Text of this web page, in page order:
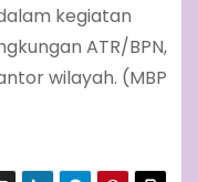
kegiatan
ATR/BPN,
wilayah. (MBP